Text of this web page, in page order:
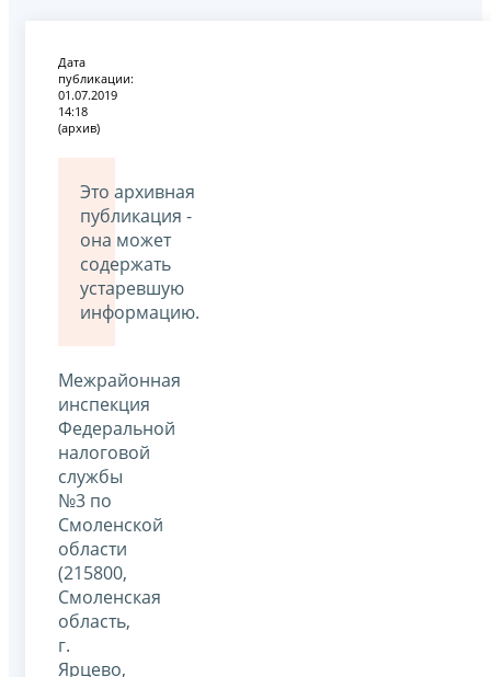
Дата
публикации:
01.07.2019
14:18
(архив)
Это архивная
публикация -
она может
содержать
устаревшую
информацию.
Межрайонная
инспекция
Федеральной
налоговой
службы
№3 по
Смоленской
области
(215800,
Смоленская
область,
г.
Ярцево,